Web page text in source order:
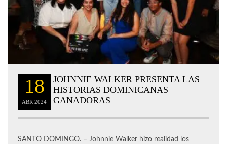
18
ABR 2024
JOHNNIE WALKER PRESENTA LAS
HISTORIAS DOMINICANAS
GANADORAS
SANTO DOMINGO. – Johnnie Walker hizo realidad los